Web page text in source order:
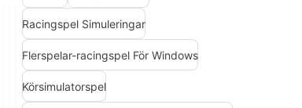
Racingspel Simuleringar
Flerspelar-racingspel För Windows
Körsimulatorspel